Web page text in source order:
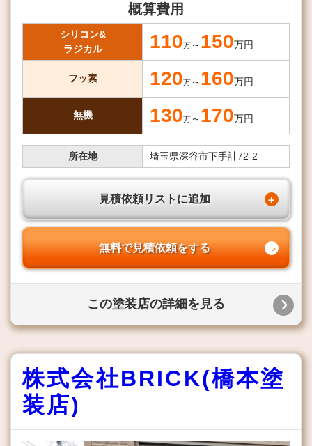
所在地 埼玉県深谷市下手計72-2
概算費用
シリコン&
ラジカル
110万 ～ 150万円
フッ素 120万 ～ 160万円
無機 130万 ～ 170万円
見積依頼リストに追加
無料で見積依頼をする
この塗装店の詳細を見る
株式会社BRICK(橋本塗
装店)